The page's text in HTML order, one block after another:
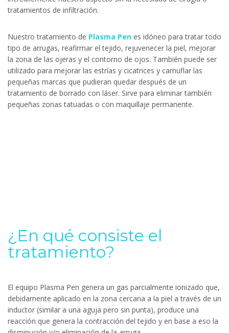
tratamientos de infiltración.
Nuestro tratamiento de Plasma Pen es idóneo para tratar todo
tipo de arrugas, reafirmar el tejido, rejuvenecer la piel, mejorar
la zona de las ojeras y el contorno de ojos. También puede ser
utilizado para mejorar las estrías y cicatrices y camuflar las
pequeñas marcas que pudieran quedar después de un
tratamiento de borrado con láser. Sirve para eliminar también
pequeñas zonas tatuadas o con maquillaje permanente.
¿En qué consiste el
tratamiento?
El equipo Plasma Pen genera un gas parcialmente ionizado que,
debidamente aplicado en la zona cercana a la piel a través de un
inductor (similar a una aguja pero sin punta), produce una
reacción que genera la contracción del tejido y en base a eso la